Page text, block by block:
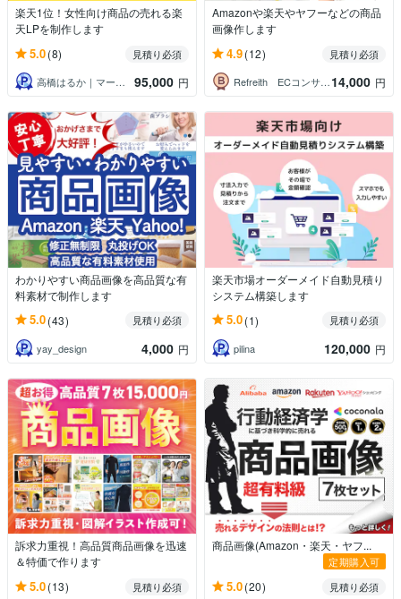
楽天1位！女性向け商品の売れる楽
天LPを制作します
5.0(8)
見積り必須
高橋はるか｜マーケティングデザイナー
95,000 円
Amazonや楽天やヤフーなどの商品
画像作します
4.9(12)
見積り必須
Refreith ECコンサル・デザイン 14,000 円
わかりやすい商品画像を高品質な有
料素材で制作します
5.0(43)
見積り必須
yay_design
4,000 円
楽天市場オーダーメイド自動見積り
システム構築します
5.0(1)
見積り必須
pilina
120,000 円
訴求力重視！高品質商品画像を迅速
＆特価で作ります
5.0(13)
見積り必須
商品画像(Amazon・楽天・ヤフ...
定期購入可
5.0(20)
見積り必須